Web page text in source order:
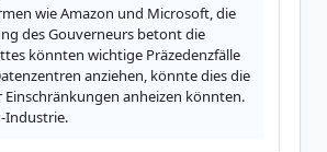
wie Amazon und Microsoft, die
des Gouverneurs betont die
könnten wichtige Präzedenzfälle
anziehen, könnte dies die
anheizen könnten.
Industrie.